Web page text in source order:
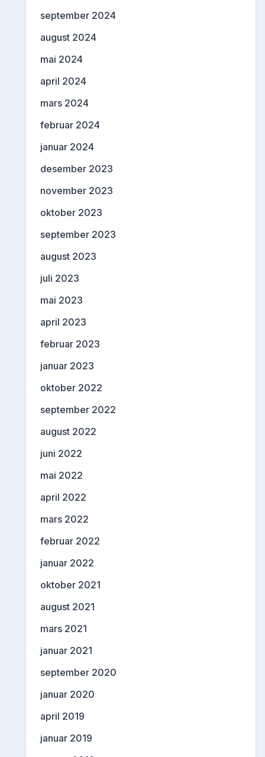
september 2024
august 2024
mai 2024
april 2024
mars 2024
februar 2024
januar 2024
desember 2023
november 2023
oktober 2023
september 2023
august 2023
juli 2023
mai 2023
april 2023
februar 2023
januar 2023
oktober 2022
september 2022
august 2022
juni 2022
mai 2022
april 2022
mars 2022
februar 2022
januar 2022
oktober 2021
august 2021
mars 2021
januar 2021
september 2020
januar 2020
april 2019
januar 2019